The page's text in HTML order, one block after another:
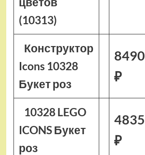
(10313)
Конструктор
Icons 10328
Букет роз
8490
₽
10328 LEGO
ICONS Букет
роз
4835
₽